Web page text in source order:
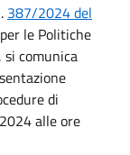
387/2024 del
le Politiche
si comunica
di
alle ore